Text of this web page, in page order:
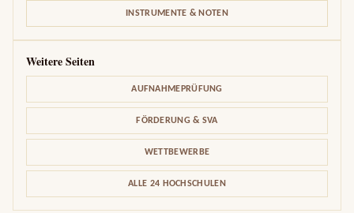
INSTRUMENTE & NOTEN
Weitere Seiten
AUFNAHMEPRÜFUNG
FÖRDERUNG & SVA
WETTBEWERBE
ALLE 24 HOCHSCHULEN